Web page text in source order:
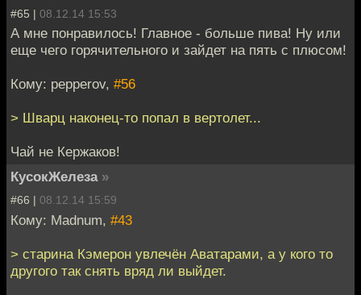
#65 | 08.12.14 15:53
А мне понравилось! Главное - больше пива! Ну или
еще чего горячительного и зайдет на пять с плюсом!
Кому: pepperov, #56
> Шварц наконец-то попал в вертолет...
Чай не Кержаков!
КусокЖелеза »
#66 | 08.12.14 15:59
Кому: Madnum, #43
> старина Кэмерон увлечён Аватарами, а у кого то
другого так снять вряд ли выйдет.